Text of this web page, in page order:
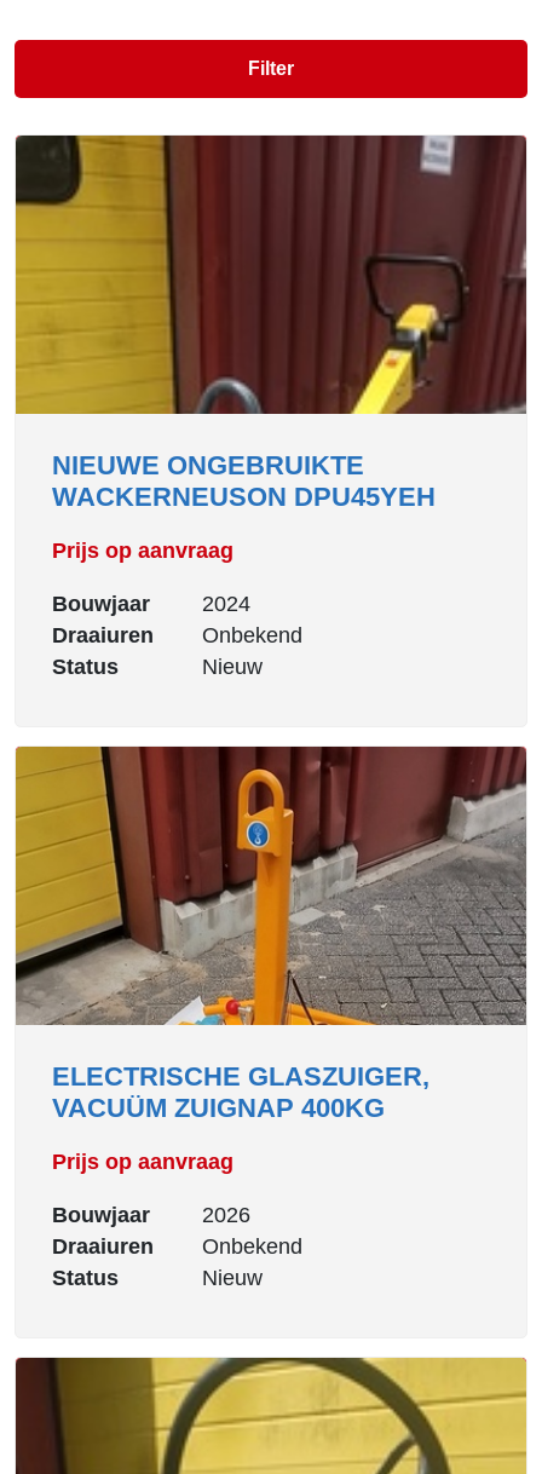
Filter
NIEUWE ONGEBRUIKTE
WACKERNEUSON DPU45YEH
Prijs op aanvraag
Bouwjaar
2024
Draaiuren
Onbekend
Status
Nieuw
ELECTRISCHE GLASZUIGER,
VACUÜM ZUIGNAP 400KG
Prijs op aanvraag
Bouwjaar
2026
Draaiuren
Onbekend
Status
Nieuw